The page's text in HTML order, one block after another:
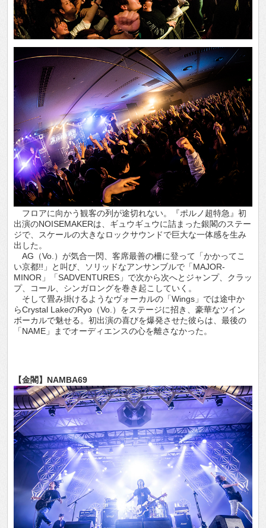
フロアに向かう観客の列が途切れない。『ポルノ超特急』初
出演のNOISEMAKERは、ギュウギュウに詰まった銀閣のステー
ジで、スケールの大きなロックサウンドで巨大な一体感を生み
出した。
AG（Vo.）が気合一閃、客席最善の柵に登って「かかってこ
い京都!!」と叫び、ソリッドなアンサンブルで「MAJOR-
MINOR」「SADVENTURES」で次から次へとジャンプ、クラッ
プ、コール、シンガロングを巻き起こしていく。
そして畳み掛けるようなヴォーカルの「Wings」では途中か
らCrystal LakeのRyo（Vo.）をステージに招き、豪華なツイン
ボーカルで魅せる。初出演の喜びを爆発させた彼らは、最後の
「NAME」までオーディエンスの心を離さなかった。
【金閣】NAMBA69